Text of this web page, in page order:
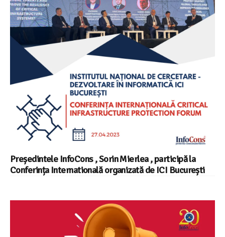
Președintele InfoCons , Sorin Mierlea , participă la
Conferința Internatională organizată de ICI București